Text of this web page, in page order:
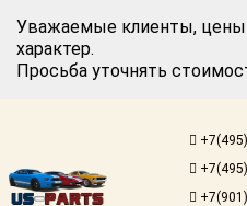
Уважаемые клиенты,
характер.
Просьба уточнять
Авторизация
американских
автомобилей